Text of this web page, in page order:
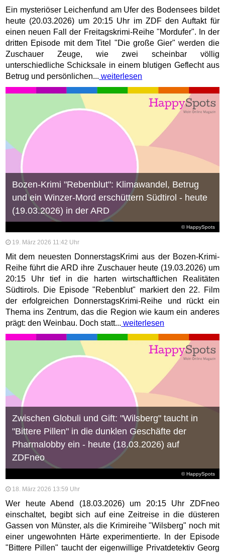
Ein mysteriöser Leichenfund am Ufer des Bodensees bildet
heute (20.03.2026) um 20:15 Uhr im ZDF den Auftakt für
einen neuen Fall der Freitagskrimi-Reihe "Mordufer". In der
dritten Episode mit dem Titel "Die große Gier" werden die
Zuschauer Zeuge, wie zwei scheinbar völlig
unterschiedliche Schicksale in einem blutigen Geflecht aus
Betrug und persönlichen... weiterlesen
© HappySpots
Bozen-Krimi "Rebenblut": Klimawandel, Betrug
und ein Winzer-Mord erschüttern Südtirol - heute
(19.03.2026) in der ARD
19. März 2026 11:42 Uhr
Mit dem neuesten DonnerstagsKrimi aus der Bozen-Krimi-
Reihe führt die ARD ihre Zuschauer heute (19.03.2026) um
20:15 Uhr tief in die harten wirtschaftlichen Realitäten
Südtirols. Die Episode "Rebenblut" markiert den 22. Film
der erfolgreichen DonnerstagsKrimi-Reihe und rückt ein
Thema ins Zentrum, das die Region wie kaum ein anderes
prägt: den Weinbau. Doch statt... weiterlesen
© HappySpots
Zwischen Globuli und Gift: "Wilsberg" taucht in
"Bittere Pillen" in die dunklen Geschäfte der
Pharmalobby ein - heute (18.03.2026) auf
ZDFneo
18. März 2026 13:59 Uhr
Wer heute Abend (18.03.2026) um 20:15 Uhr ZDFneo
einschaltet, begibt sich auf eine Zeitreise in die düsteren
Gassen von Münster, als die Krimireihe "Wilsberg" noch mit
einer ungewohnten Härte experimentierte. In der Episode
"Bittere Pillen" taucht der eigenwillige Privatdetektiv Georg